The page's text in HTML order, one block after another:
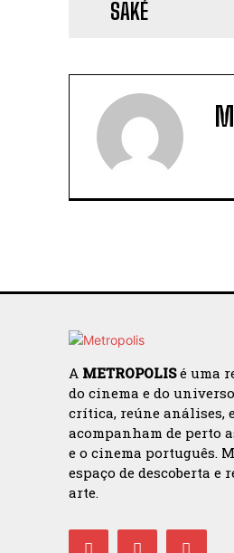
A METROPOLISé uma
do cinema e do
crítica, reúne análises,
acompanham de perto
e o cinema português.
espaço de descoberta
arte.